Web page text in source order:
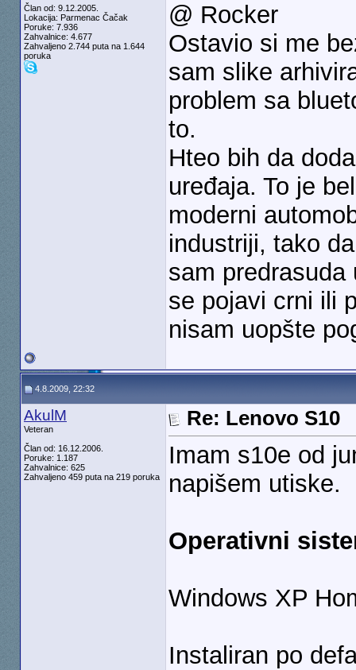
Član od: 9.12.2005.
Lokacija: Parmenac Čačak
Poruke: 7.936
Zahvalnice: 4.677
Zahvaljeno 2.744 puta na 1.644
poruka
@ Rocker
Ostavio si me
sam slike
problem sa
to.
Hteo bih da
uređaja. To je
moderni
industriji, tako
sam
se pojavi crni ili
nisam uopšte
4.8.2009, 22:32
AkulM
Veteran
Član od: 16.12.2006.
Poruke: 1.187
Zahvalnice: 625
Zahvaljeno 459 puta na 219 poruka
Re: Lenovo S10
Imam s10e od
napišem utiske.
Operativni
Windows XP
Instaliran po